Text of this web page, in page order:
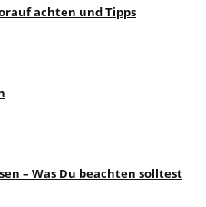
achten und Tipps
– Was Du beachten solltest